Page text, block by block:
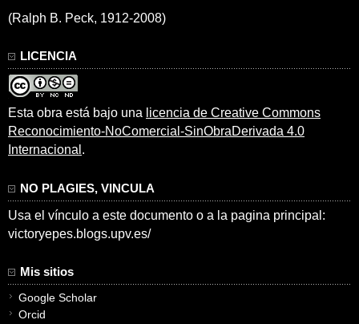
(Ralph B. Peck, 1912-2008)
LICENCIA
Esta obra está bajo una licencia de Creative Commons
Reconocimiento-NoComercial-SinObraDerivada 4.0
Internacional .
NO PLAGIES, VINCULA
Usa el vínculo a este documento o a la pagina principal:
victoryepes.blogs.upv.es/
Mis sitios
Google Scholar
Orcid